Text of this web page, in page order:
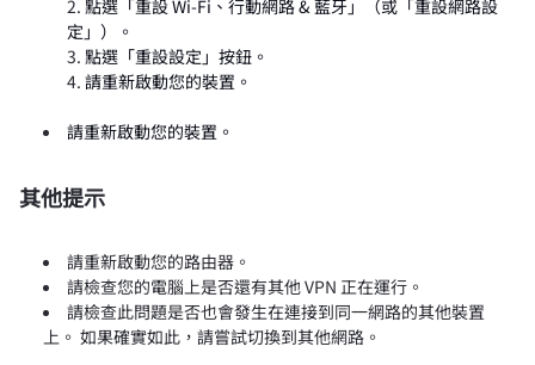
點選「重設 Wi-Fi、行動網路 & 藍牙」（或「重設網路設
定」）。
點選「重設設定」按鈕。
請重新啟動您的裝置。
請重新啟動您的裝置。
其他提示
請重新啟動您的路由器。
請檢查您的電腦上是否還有其他 VPN 正在運行。
請檢查此問題是否也會發生在連接到同一網路的其他裝置
上。 如果確實如此，請嘗試切換到其他網路。